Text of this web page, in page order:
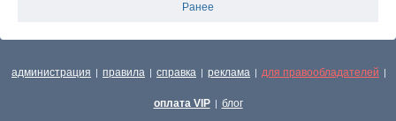
Ранее
администрация | правила | справка | реклама | для правообладателей |
оплата VIP | блог